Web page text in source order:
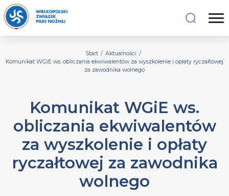
Start / Aktualności /
Komunikat WGiE ws. obliczania ekwiwalentów za wyszkolenie i opłaty ryczałtowej
za zawodnika wolnego
Komunikat WGiE ws.
obliczania ekwiwalentów
za wyszkolenie i opłaty
ryczałtowej za zawodnika
wolnego